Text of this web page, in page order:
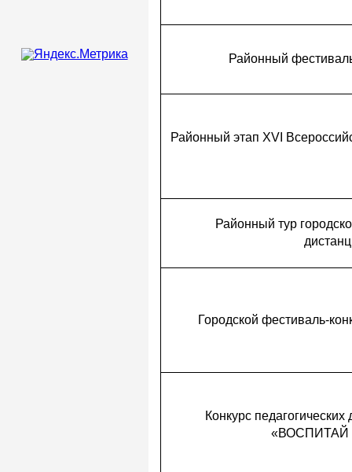
Районный
Районный этап XVI
Районный тур
Городcкой фестиваль-
Конкурс
«ВОСПИТАЙ